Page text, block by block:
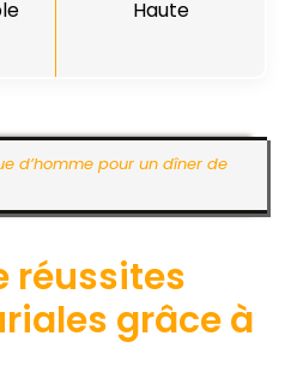
Haute
d’homme pour un dîner de
réussites
grâce à